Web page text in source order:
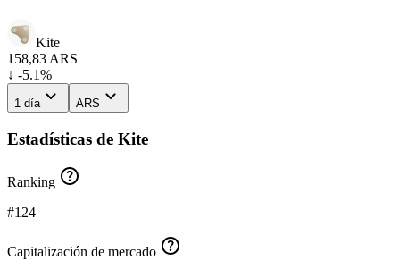
Kite
158,83 ARS
↓ -5.1%
1 día ARS
Estadísticas de Kite
Ranking
#124
Capitalización de mercado